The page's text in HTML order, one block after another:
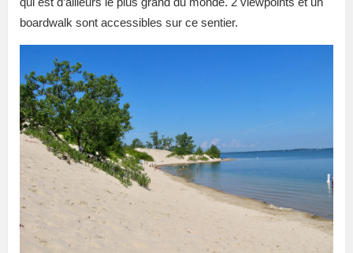
boardwalk sont accessibles sur ce sentier.